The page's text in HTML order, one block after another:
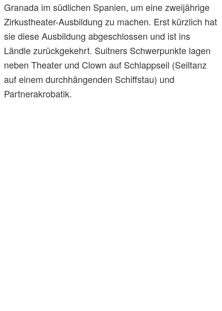
Granada im südlichen Spanien, um eine zweijährige
Zirkustheater-Ausbildung zu machen. Erst kürzlich hat
sie diese Ausbildung abgeschlossen und ist ins
Ländle zurückgekehrt. Suitners Schwerpunkte lagen
neben Theater und Clown auf Schlappseil (Seiltanz
auf einem durchhängenden Schiffstau) und
Partnerakrobatik.